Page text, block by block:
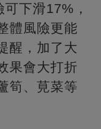
下滑17%，
體風險更能
醒，加了大
果會大打折
筍、莧菜等